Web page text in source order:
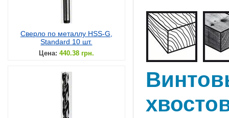
Сверло по металлу HSS-G,
Standard 10 шт.
Цена: 440.38 грн.